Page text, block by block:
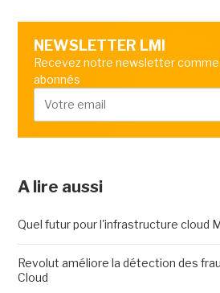
NEWSLETTER LMI
Recevez notre newsletter
abonnés
A lire aussi
Quel futur pour l'infrastructure cloud
Revolut améliore la détection des
Cloud